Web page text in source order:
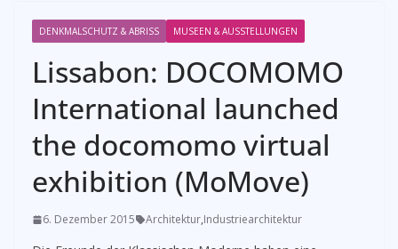
DENKMALSCHUTZ & ABRISS MUSEEN & AUSSTELLUNGEN
Lissabon: DOCOMOMO
International launched
the docomomo virtual
exhibition (MoMove)
6. Dezember 2015 Architektur,Industriearchitektur